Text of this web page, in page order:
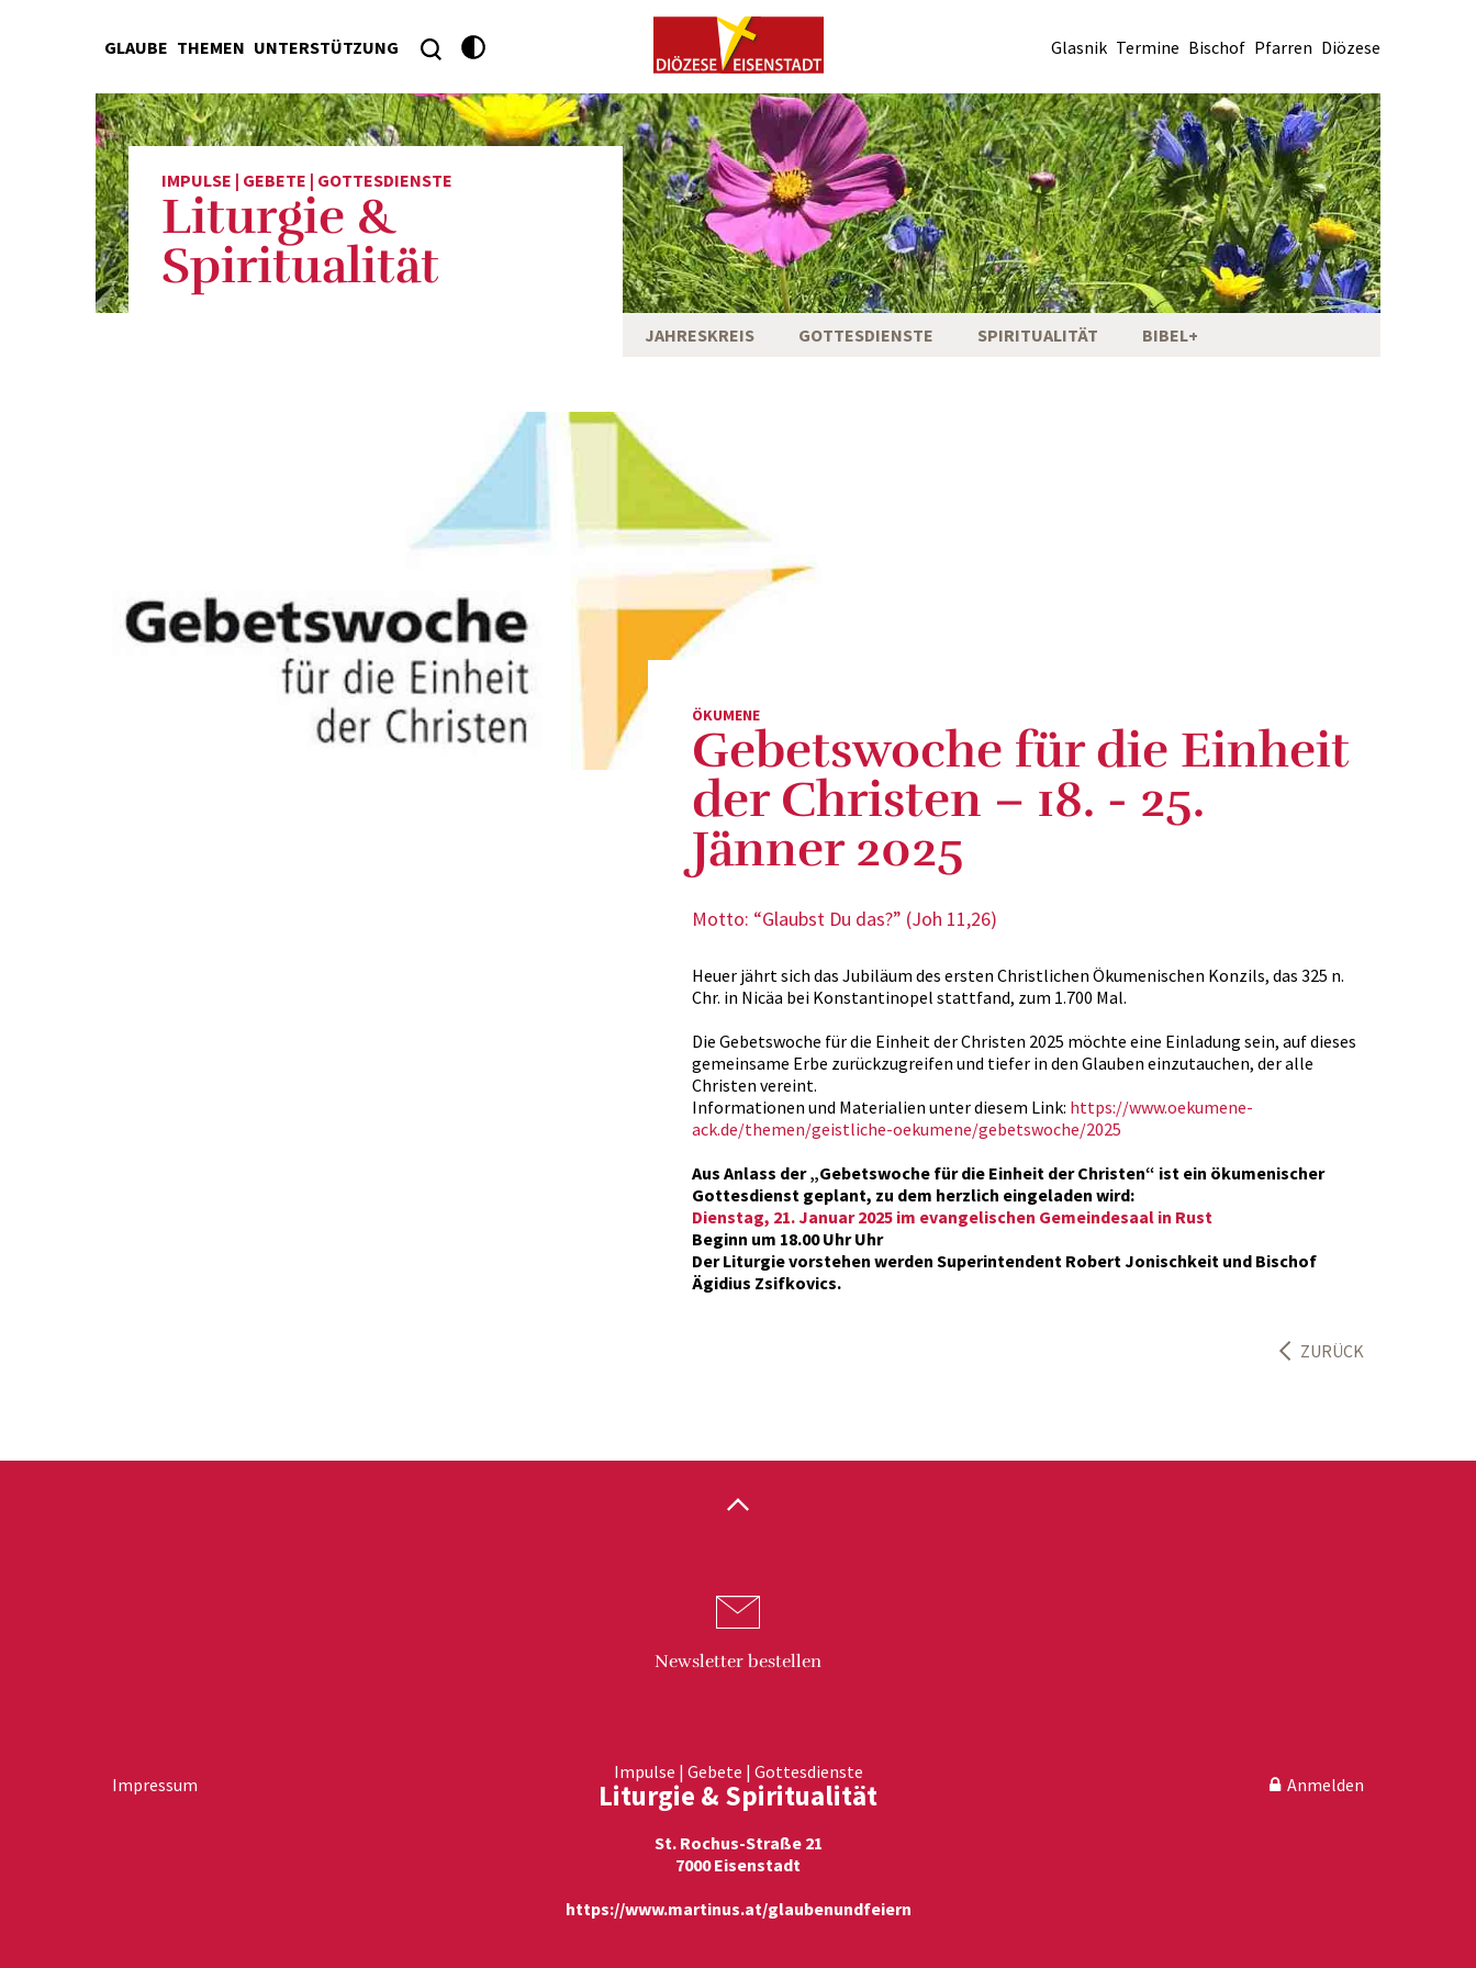
GLAUBE THEMEN UNTERSTÜTZUNG Glasnik Termine Bischof Pfarren Diözese
IMPULSE | GEBETE | GOTTESDIENSTE
Liturgie &
Spiritualität
JAHRESKREIS GOTTESDIENSTE SPIRITUALITÄT BIBEL+
ÖKUMENE
Gebetswoche für die Einheit
der Christen – 18. - 25.
Jänner 2025
Motto: “Glaubst Du das?” (Joh 11,26)
Heuer jährt sich das Jubiläum des ersten Christlichen Ökumenischen Konzils, das 325 n.
Chr. in Nicäa bei Konstantinopel stattfand, zum 1.700 Mal.
Die Gebetswoche für die Einheit der Christen 2025 möchte eine Einladung sein, auf dieses
gemeinsame Erbe zurückzugreifen und tiefer in den Glauben einzutauchen, der alle
Christen vereint.
Informationen und Materialien unter diesem Link: https://www.oekumene-
ack.de/themen/geistliche-oekumene/gebetswoche/2025
Aus Anlass der „Gebetswoche für die Einheit der Christen“ ist ein ökumenischer
Gottesdienst geplant, zu dem herzlich eingeladen wird:
Dienstag, 21. Januar 2025 im evangelischen Gemeindesaal in Rust
Beginn um 18.00 Uhr Uhr
Der Liturgie vorstehen werden Superintendent Robert Jonischkeit und Bischof
Ägidius Zsifkovics.
ZURÜCK
Newsletter bestellen
Impulse | Gebete | Gottesdienste
Liturgie & Spiritualität
St. Rochus-Straße 21
7000 Eisenstadt
https://www.martinus.at/glaubenundfeiern
Impressum Anmelden